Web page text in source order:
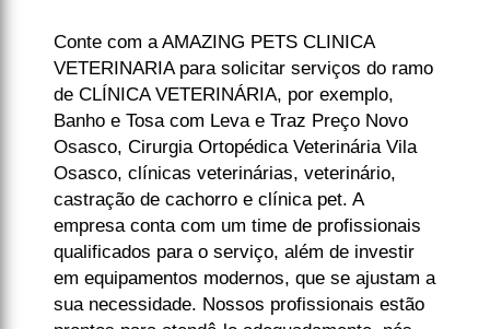
Conte com a AMAZING PETS CLINICA
VETERINARIA para solicitar serviços do ramo
de CLÍNICA VETERINÁRIA, por exemplo,
Banho e Tosa com Leva e Traz Preço Novo
Osasco, Cirurgia Ortopédica Veterinária Vila
Osasco, clínicas veterinárias, veterinário,
castração de cachorro e clínica pet. A
empresa conta com um time de profissionais
qualificados para o serviço, além de investir
em equipamentos modernos, que se ajustam a
sua necessidade. Nossos profissionais estão